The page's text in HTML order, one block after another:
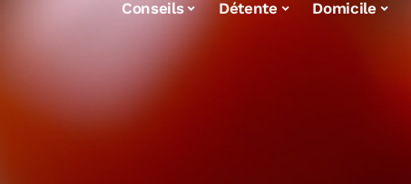
Conseils Détente Domicile